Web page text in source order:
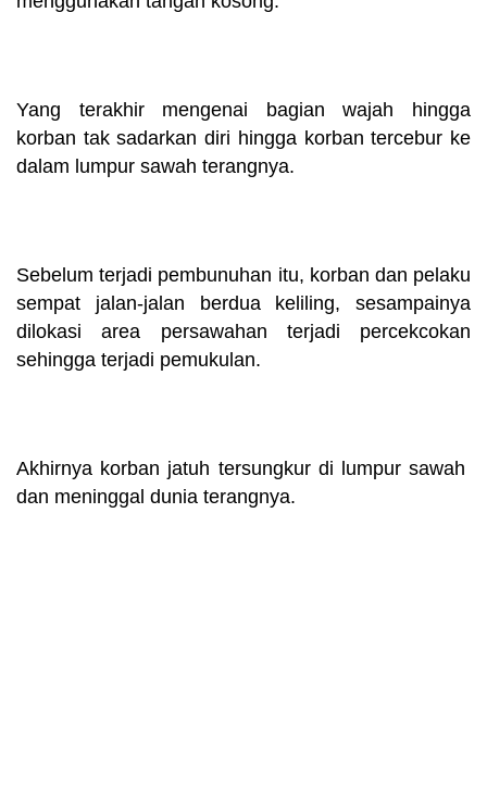
Yang terakhir mengenai bagian wajah hingga
korban tak sadarkan diri hingga korban tercebur ke
dalam lumpur sawah terangnya.
Sebelum terjadi pembunuhan itu, korban dan pelaku
sempat jalan-jalan berdua keliling, sesampainya
dilokasi area persawahan terjadi percekcokan
sehingga terjadi pemukulan.
Akhirnya korban jatuh tersungkur di lumpur sawah
dan meninggal dunia terangnya.